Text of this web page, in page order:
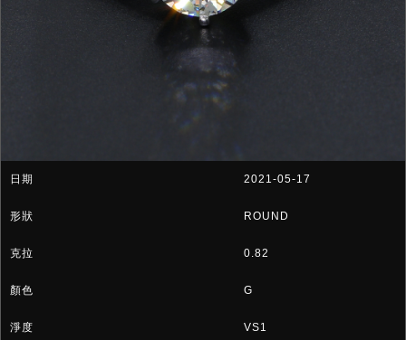
2021-05-17
ROUND
0.82
G
VS1